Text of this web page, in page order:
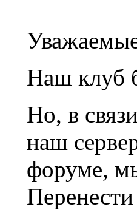
Наш клуб
Но, в
наш
форуме,